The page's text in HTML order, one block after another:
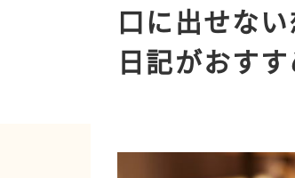
口に出せな
日記がおす